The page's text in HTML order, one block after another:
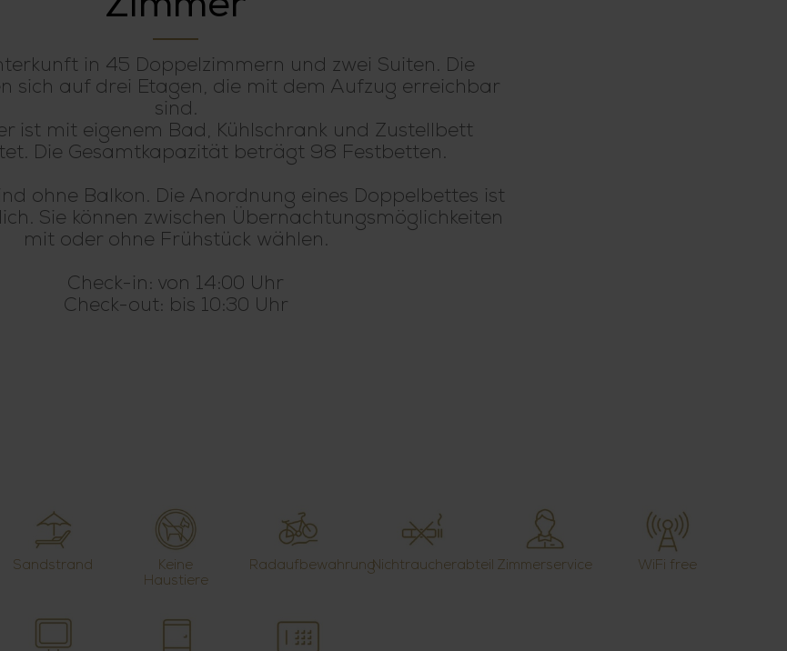
in 45 Doppelzimmern und zwei Suiten. Die
sich auf drei Etagen, die mit dem Aufzug erreichbar
sind.
ist mit eigenem Bad, Kühlschrank und Zustellbett
Die Gesamtkapazität beträgt 98 Festbetten.
ohne Balkon. Die Anordnung eines Doppelbettes ist
Sie können zwischen Übernachtungsmöglichkeiten
mit oder ohne Frühstück wählen.
Check-in: von 14:00 Uhr
Check-out: bis 10:30 Uhr
Sandstrand
Keine
Haustiere
RadaufbewahrungNichtraucherabteil Zimmerservice WiFi free